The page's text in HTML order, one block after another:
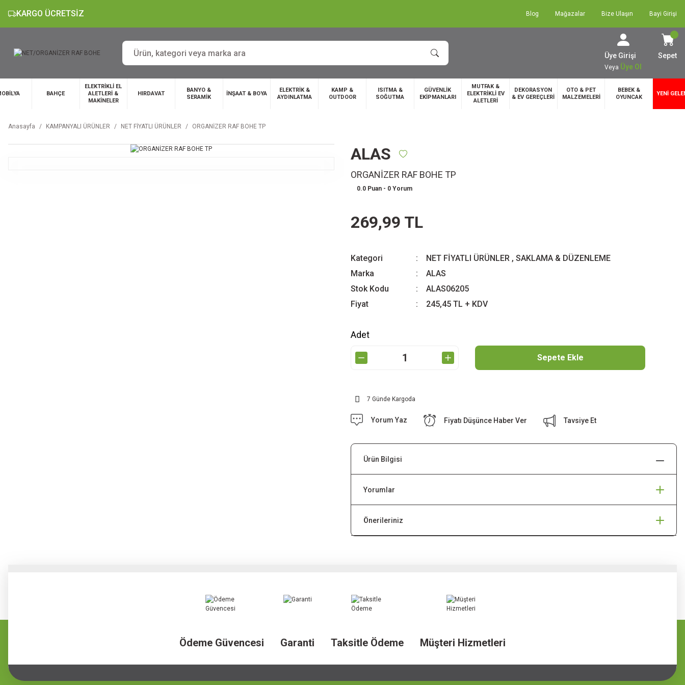
KARGO ÜCRETSİZ Blog Mağazalar Bize Ulaşın Bayi Girişi
Üye Girişi
Veya Üye Ol
Sepet
BAHÇE
ELEKTRİKLİ EL
ALETLERİ &
MAKİNELER
HIRDAVAT
BANYO &
SERAMİK
İNŞAAT & BOYA
ELEKTRİK &
AYDINLATMA
KAMP &
OUTDOOR
ISITMA &
SOĞUTMA
GÜVENLİK
EKİPMANLARI
MUTFAK &
ELEKTRİKLİ EV
ALETLERİ
DEKORASYON
& EV GEREÇLERİ
OTO & PET
MALZEMELERİ
BEBEK &
OYUNCAK
YENİ
Anasayfa KAMPANYALI ÜRÜNLER NET FİYATLI ÜRÜNLER ORGANİZER RAF BOHE TP
ALAS
ORGANİZER RAF BOHE TP
0.0 Puan - 0 Yorum
269,99 TL
Kategori NET FİYATLI ÜRÜNLER , SAKLAMA & DÜZENLEME
Marka
ALAS
Stok Kodu
ALAS06205
Fiyat
245,45 TL + KDV
Adet
Sepete Ekle
7 Günde Kargoda
Yorum Yaz Fiyatı Düşünce Haber Ver Tavsiye Et
Ürün Bilgisi
Yorumlar
Önerileriniz
Ödeme Güvencesi Garanti Taksitle Ödeme Müşteri Hizmetleri